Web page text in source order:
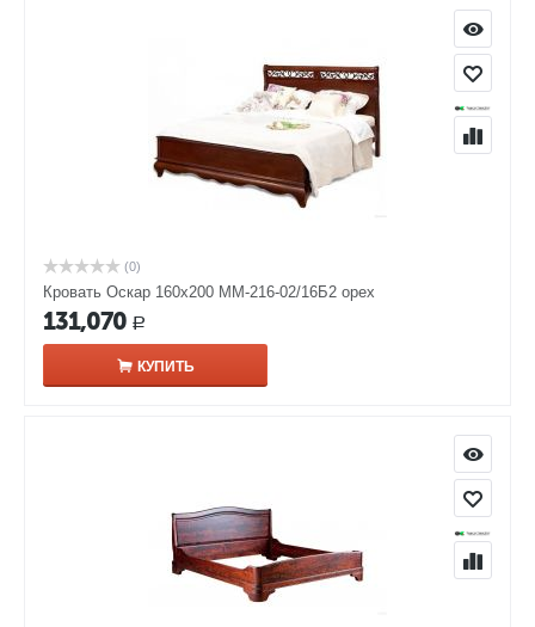
(0)
Кровать Оскар 160х200 ММ-216-02/16Б2 орех
131,070 Р
КУПИТЬ